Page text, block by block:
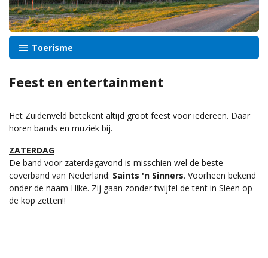
Toerisme
Feest en entertainment
Het Zuidenveld betekent altijd groot feest voor iedereen. Daar
horen bands en muziek bij.
ZATERDAG
De band voor zaterdagavond is misschien wel de beste
coverband van Nederland: Saints 'n Sinners. Voorheen bekend
onder de naam Hike. Zij gaan zonder twijfel de tent in Sleen op
de kop zetten!!